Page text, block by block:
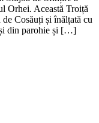
Orhei. Această Troiță
Cosăuți și înălțată cu
din parohie și […]